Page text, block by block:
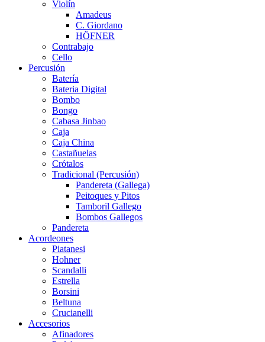
Violín
Amadeus
C. Giordano
HÖFNER
Contrabajo
Cello
Percusión
Batería
Bateria Digital
Bombo
Bongo
Cabasa Jinbao
Caja
Caja China
Castañuelas
Crótalos
Tradicional (Percusión)
Pandereta (Gallega)
Peitoques y Pitos
Tamboril Gallego
Bombos Gallegos
Pandereta
Acordeones
Piatanesi
Hohner
Scandalli
Estrella
Borsini
Beltuna
Crucianelli
Accesorios
Afinadores